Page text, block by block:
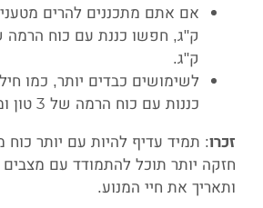
ק"ג.
לשימושים כבדים יותר, כמו
כננות עם כוח הרמה של 3 טון ומעלה.
זכרו: תמיד עדיף להיות עם יותר
חזקה יותר תוכל להתמודד עם מצבים
ותאריך את חיי המנוע.